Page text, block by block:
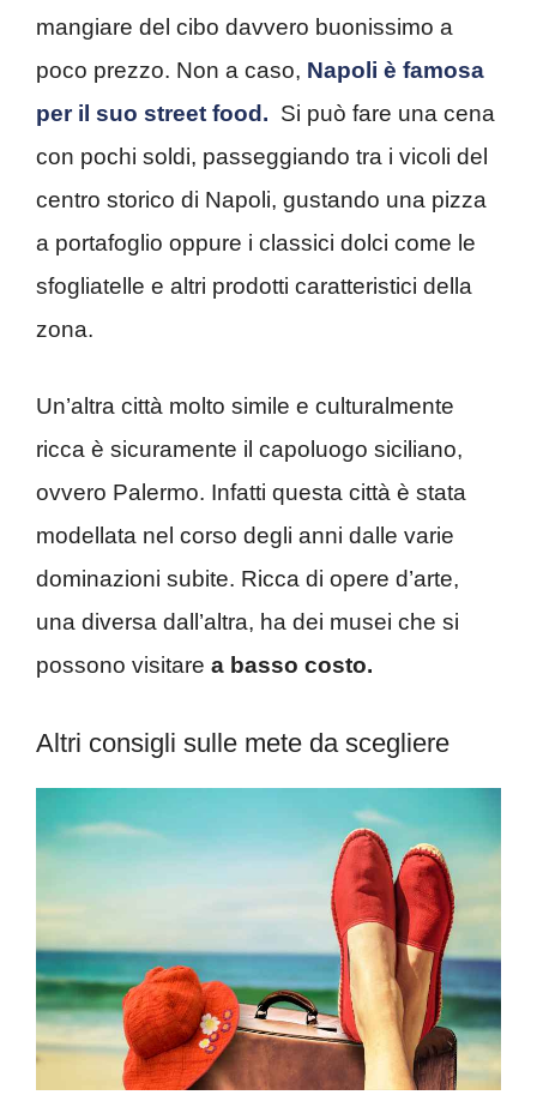
mangiare del cibo davvero buonissimo a
poco prezzo. Non a caso, Napoli è famosa
per il suo street food. Si può fare una cena
con pochi soldi, passeggiando tra i vicoli del
centro storico di Napoli, gustando una pizza
a portafoglio oppure i classici dolci come le
sfogliatelle e altri prodotti caratteristici della
zona.
Un’altra città molto simile e culturalmente
ricca è sicuramente il capoluogo siciliano,
ovvero Palermo. Infatti questa città è stata
modellata nel corso degli anni dalle varie
dominazioni subite. Ricca di opere d’arte,
una diversa dall’altra, ha dei musei che si
possono visitare a basso costo.
Altri consigli sulle mete da scegliere